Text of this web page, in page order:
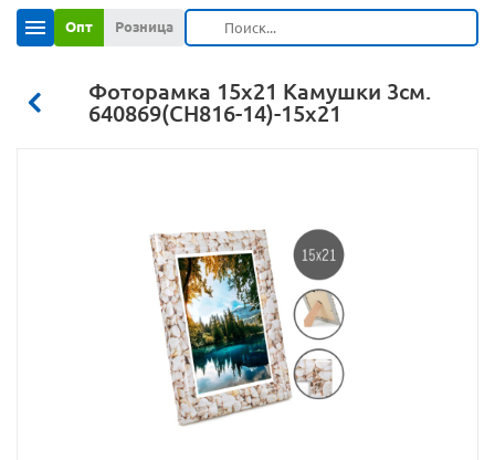
Опт Розница
Фоторамка 15х21 Камушки 3см.
640869(CH816-14)-15х21